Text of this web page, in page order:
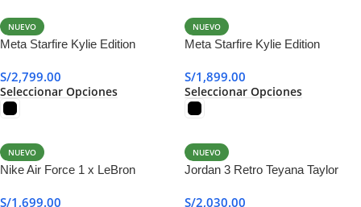
NUEVO
Meta Starfire Kylie Edition
S/2,799.00
Seleccionar Opciones
NUEVO
Meta Starfire Kylie Edition
S/1,899.00
Seleccionar Opciones
NUEVO
Nike Air Force 1 x LeBron
S/1,699.00
NUEVO
Jordan 3 Retro Teyana Taylor
S/2,030.00